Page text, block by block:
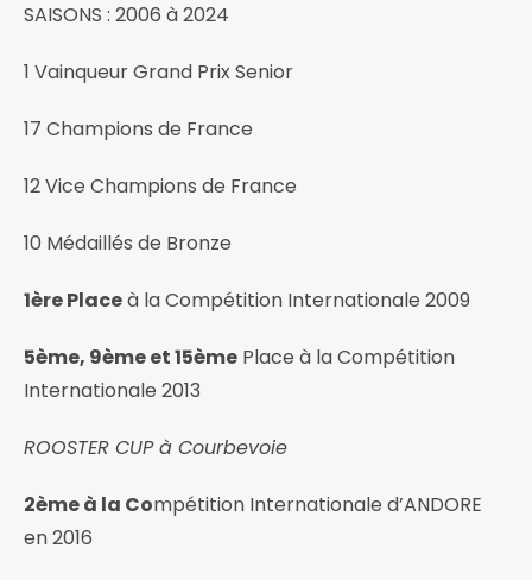
SAISONS : 2006 à 2024
1 Vainqueur Grand Prix Senior
17 Champions de France
12 Vice Champions de France
10 Médaillés de Bronze
1ère Placeà la Compétition Internationale 2009
5ème, 9ème et 15ème Place à la Compétition
Internationale 2013
ROOSTER CUP à Courbevoie
2ème à la Compétition Internationale d’ANDORE
en 2016